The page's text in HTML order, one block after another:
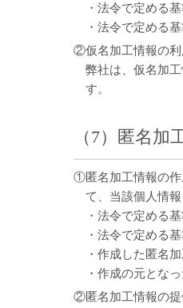
・法令で定める
・法令で定める
②仮名加工情報の利
弊社は、仮名加
す。
（7）匿名加
①匿名加工情報の作
て、当該個人情
・法令で定める
・法令で定める
・作成した匿名
・作成の元とな
②匿名加工情報の提